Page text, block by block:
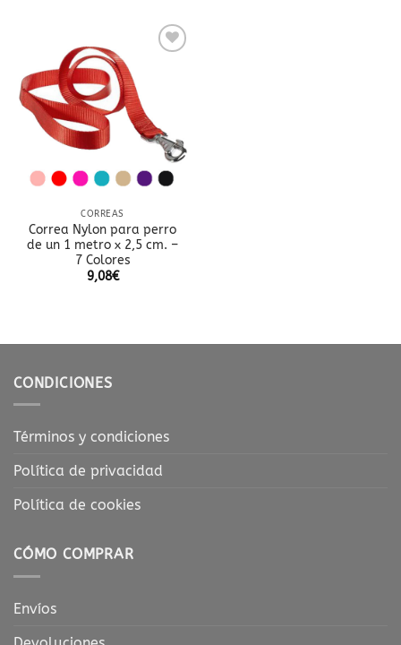
deseos
CORREAS
Correa Nylon para perro
de un 1 metro x 2,5 cm. –
7 Colores
9,08€
CONDICIONES
Términos y condiciones
Política de privacidad
Política de cookies
CÓMO COMPRAR
Envíos